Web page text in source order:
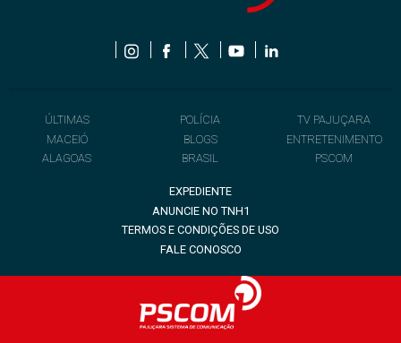
ÚLTIMAS
MACEIÓ
ALAGOAS
POLÍCIA
BLOGS
BRASIL
TV PAJUÇARA
ENTRETENIMENTO
PSCOM
EXPEDIENTE
ANUNCIE NO TNH1
TERMOS E CONDIÇÕES DE USO
FALE CONOSCO